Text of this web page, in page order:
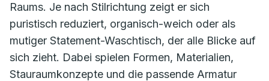
Raums. Je nach Stilrichtung zeigt er sich
puristisch reduziert, organisch-weich oder als
mutiger Statement-Waschtisch, der alle Blicke auf
sich zieht. Dabei spielen Formen, Materialien,
Stauraumkonzepte und die passende Armatur